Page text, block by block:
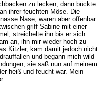
zu lecken, dann bückte
ihrer feuchten Möse. Die
Nase, waren aber offenbar
griff Sabine mit einer
streichelte ihn bis er sich
an, ihn mir wieder hoch zu
Kitzler, kam damit jedoch nicht
und begann mich wild
sie saß nun auf meinem
heiß und feucht war. Mein